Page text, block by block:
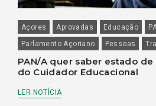
Açores Aprovadas Educação
Parlamento Açoriano
Pessoas
PAN/A quer saber estado
do Cuidador Educacional
LER NOTÍCIA